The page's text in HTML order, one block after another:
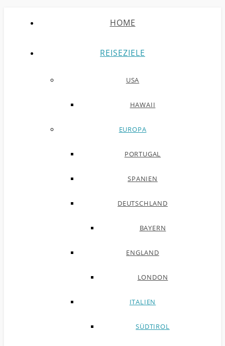
HOME
REISEZIELE
USA
HAWAII
EUROPA
PORTUGAL
SPANIEN
DEUTSCHLAND
BAYERN
ENGLAND
LONDON
ITALIEN
SÜDTIROL